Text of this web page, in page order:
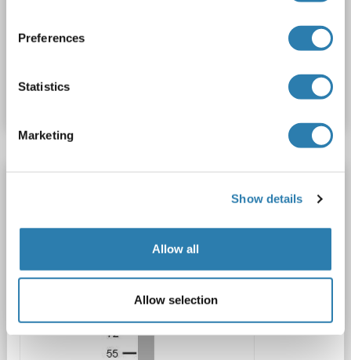
Preferences
Statistics
Marketing
Show details
Allow all
Allow selection
Fiche technique
Hôte: Lapin
Polyclonal
unconjugated
1 image